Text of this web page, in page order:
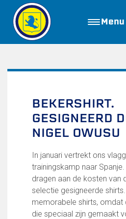
Menu
Golfbaan Ter Specke
Webshop
Nieuws
Join FC Lisse
Aanmelden voor proeftraining
Lid worden van FC Lisse
Word vrijwilliger
De Club van 100
BEKERSHIRT.
GESIGNEERD
NIGEL OWUSU
In januari vertrekt ons
trainingskamp naar
dragen aan de kosten van
selectie gesigneerde shirts.
memorabele shirts, omdat
die speciaal zijn gemaakt